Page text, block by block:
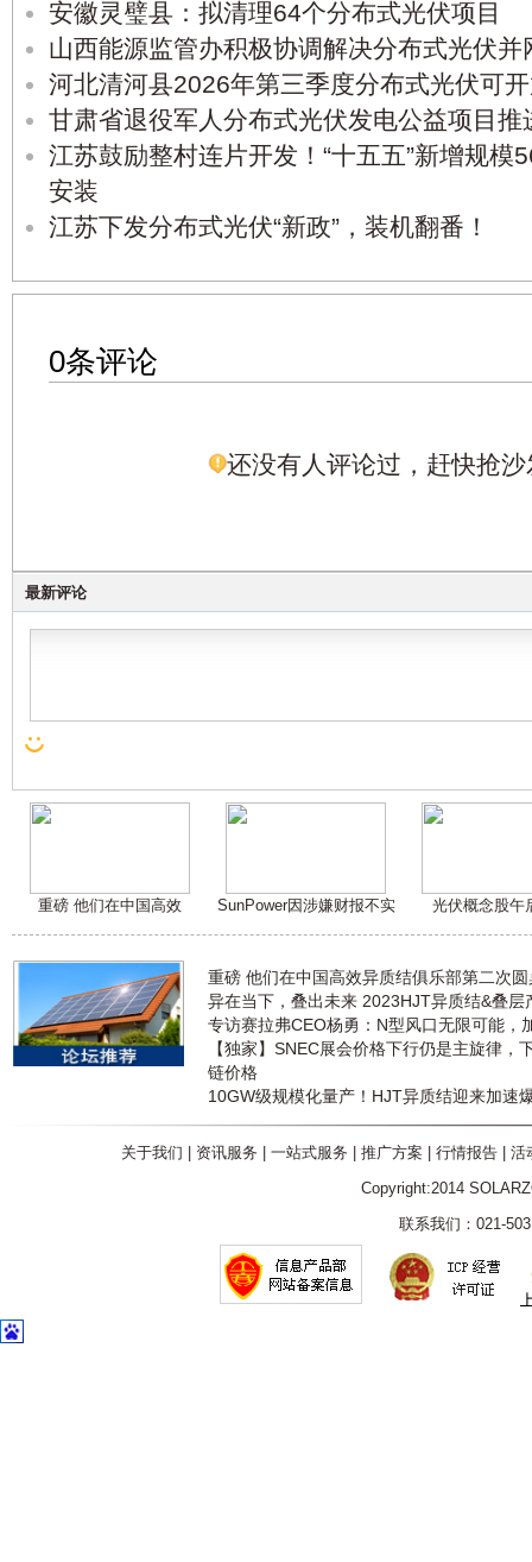
安徽灵璧县：拟清理64个分布式光伏项目
山西能源监管办积极协调解决分布式光伏并
河北清河县2026年第三季度分布式光伏可
甘肃省退役军人分布式光伏发电公益项目推
江苏鼓励整村连片开发！“十五五”新增规模
安装
江苏下发分布式光伏“新政”，装机翻番！
0条评论
还没有人评论过，赶快抢沙
最新评论
重磅 他们在中国高效 SunPower因涉嫌财报不实 光伏概念股午
重磅 他们在中国高效异质结俱乐部第二次
异在当下，叠出未来 2023HJT异质结&叠层
专访赛拉弗CEO杨勇：N型风口无限可能，
【独家】SNEC展会价格下行仍是主旋律，
链价格
10GW级规模化量产！HJT异质结迎来加速
关于我们 资讯服务 一站式服务 推广方案 行情报告| 活
Copyright:2014
联系我们：021-